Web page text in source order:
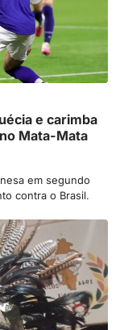
e carimba
Mata-Mata
em segundo
contra o Brasil.